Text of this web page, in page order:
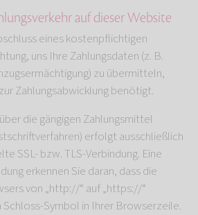
auf dieser Website
eines kostenpflichtigen
uns Ihre Zahlungsdaten (z. B.
zu übermitteln,
Zahlungsabwicklung benötigt.
die gängigen Zahlungsmittel
erfolgt ausschließlich
SSL- bzw. TLS-Verbindung. Eine
erkennen Sie daran, dass die
von „http://“ auf „https://“
Symbol in Ihrer Browserzeile.